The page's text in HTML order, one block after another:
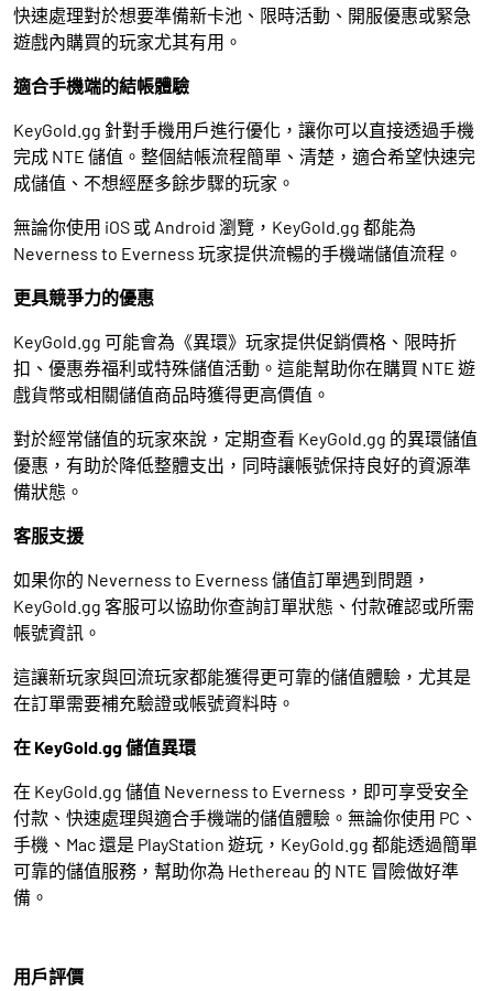
快速處理對於想要準備新卡池、限時活動、開服優惠或緊急
遊戲內購買的玩家尤其有用。
適合手機端的結帳體驗
KeyGold.gg 針對手機用戶進行優化，讓你可以直接透過手機
完成 NTE 儲值。整個結帳流程簡單、清楚，適合希望快速完
成儲值、不想經歷多餘步驟的玩家。
無論你使用 iOS 或 Android 瀏覽，KeyGold.gg 都能為
Neverness to Everness 玩家提供流暢的手機端儲值流程。
更具競爭力的優惠
KeyGold.gg 可能會為《異環》玩家提供促銷價格、限時折
扣、優惠券福利或特殊儲值活動。這能幫助你在購買 NTE 遊
戲貨幣或相關儲值商品時獲得更高價值。
對於經常儲值的玩家來說，定期查看 KeyGold.gg 的異環儲值
優惠，有助於降低整體支出，同時讓帳號保持良好的資源準
備狀態。
客服支援
如果你的 Neverness to Everness 儲值訂單遇到問題，
KeyGold.gg 客服可以協助你查詢訂單狀態、付款確認或所需
帳號資訊。
這讓新玩家與回流玩家都能獲得更可靠的儲值體驗，尤其是
在訂單需要補充驗證或帳號資料時。
在 KeyGold.gg 儲值異環
在 KeyGold.gg 儲值 Neverness to Everness，即可享受安全
付款、快速處理與適合手機端的儲值體驗。無論你使用 PC、
手機、Mac 還是 PlayStation 遊玩，KeyGold.gg 都能透過簡單
可靠的儲值服務，幫助你為 Hethereau 的 NTE 冒險做好準
備。
用戶評價